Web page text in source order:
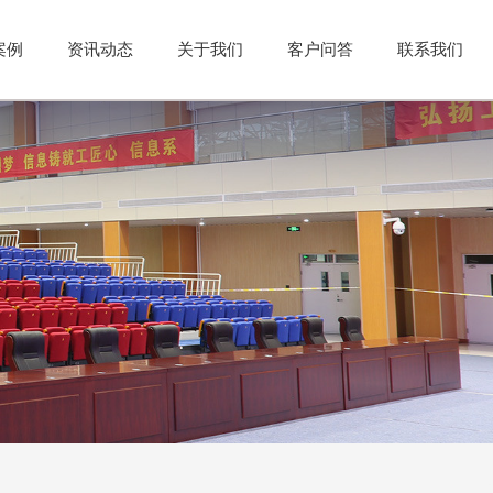
例 资讯动态 关于我们 客户问答 联系我们